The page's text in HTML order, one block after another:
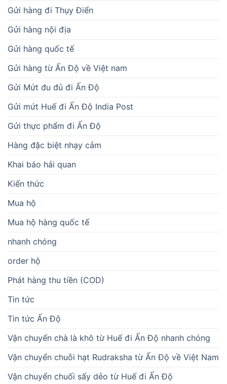
Gửi hàng đi Thụy Điển
Gửi hàng nội địa
Gửi hàng quốc tế
Gửi hàng từ Ấn Độ về Việt nam
Gửi Mứt đu đủ đi Ấn Độ
Gửi mứt Huế đi Ấn Độ India Post
Gửi thực phẩm đi Ấn Độ
Hàng đặc biệt nhạy cảm
Khai báo hải quan
Kiến thức
Mua hộ
Mua hộ hàng quốc tế
nhanh chóng
order hộ
Phát hàng thu tiền (COD)
Tin tức
Tin tức Ấn Độ
Vận chuyển chà là khô từ Huế đi Ấn Độ nhanh chóng
Vận chuyển chuỗi hạt Rudraksha từ Ấn Độ về Việt Nam
Vận chuyển chuối sấy dẻo từ Huế đi Ấn Độ